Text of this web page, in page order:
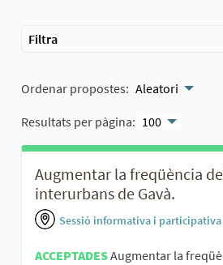
Filtra
Ordenar propostes: Aleatori
Resultats per pàgina: 100
Augmentar la freqüència
interurbans de Gavà.
Sessió informativa i participativa
ACCEPTADESAugmentar la